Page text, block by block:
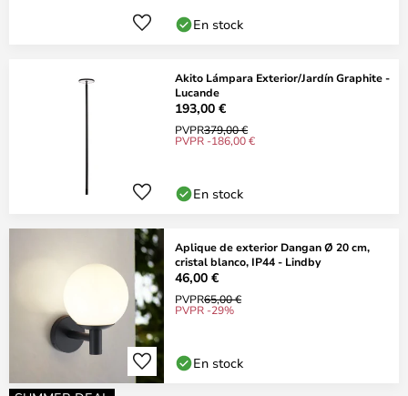
En stock
Akito Lámpara Exterior/Jardín Graphite -
Lucande
193,00 €
PVPR379,00 €
PVPR -186,00 €
En stock
Aplique de exterior Dangan Ø 20 cm,
cristal blanco, IP44 - Lindby
46,00 €
PVPR65,00 €
PVPR -29%
En stock